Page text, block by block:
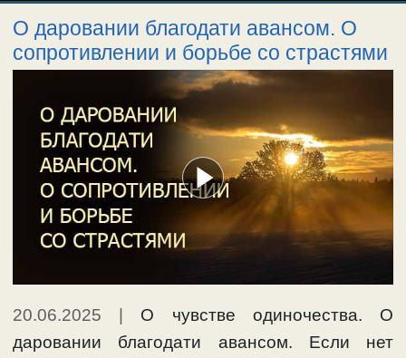
О даровании благодати авансом. О
сопротивлении и борьбе со страстями
20.06.2025 | О чувстве одиночества. О
даровании благодати авансом. Если нет